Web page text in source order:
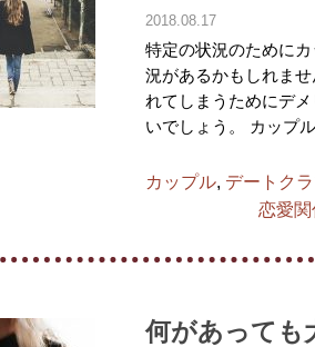
2018.08.17
特定の状況のために
況があるかもしれま
れてしまうためにデ
いでしょう。 カップ
カップル, デートク
恋愛関
何があっても